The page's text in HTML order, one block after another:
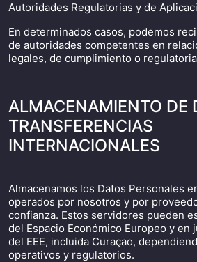
Autoridades Regulatorias y de
En determinados casos, podemos
de autoridades competentes en
legales, de cumplimiento o
ALMACENAMIENTO DE
TRANSFERENCIAS
INTERNACIONALES
Almacenamos los Datos Personales
operados por nosotros y por
confianza. Estos servidores pueden
del Espacio Económico Europeo y en
del EEE, incluida Curaçao,
operativos y regulatorios.